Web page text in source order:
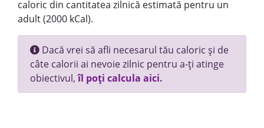
caloric din cantitatea zilnică estimată pentru un
adult (2000 kCal).
Dacă vrei să afli necesarul tău caloric și de
câte calorii ai nevoie zilnic pentru a-ți atinge
obiectivul,îl poți calcula aici.